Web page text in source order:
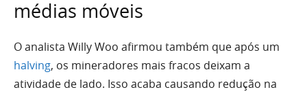
médias móveis
O analista Willy Woo afirmou também que após um
halving, os mineradores mais fracos deixam a
atividade de lado. Isso acaba causando redução na